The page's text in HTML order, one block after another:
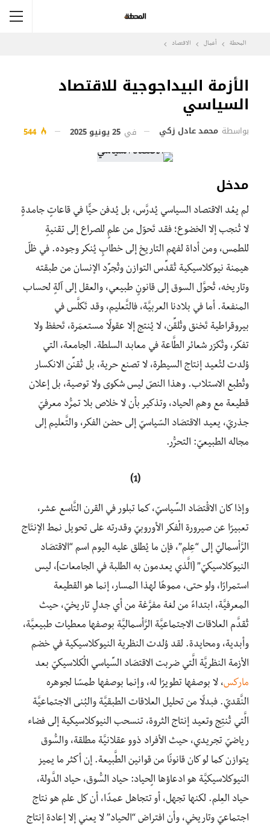
المحطة أعمال الاقتصاد
الأزمة البيداجوجية للاقتصاد
السياسي
بواسطة محمد عادل زكي في 25 يونيو 2025 544
مدخل
لم يعُد الاقتصاد السياسي يُدرَّس، بل يُدفن حيًّا في قاعاتٍ جامدةٍ
لا تُنجب إلا الخضوع؛ فقد تَحوّل من علمٍ للصراع إلى تقنيةٍ
للطمس، ومن أداة لفهم التاريخ إلى خطابٍ يُنكر وجوده. في ظلّ
هيمنة نيوكلاسيكية تُقدِّس التوازن وتُجرِّد الإنسان من طبقته
وتاريخه، تُحوَّل السوق إلى قانونٍ طبيعي، والعقل إلى آلةٍ لحساب
المنفعة. أما في بلادنا العربيَّة، فالتَّعليم، وقد تَكلَّس في
بيروقراطية تَخنق وتُلقِّن، لا يُنتج إلا عقولًا مستعمَرة، تَحفظ ولا
تفكر، وتُكرّر شعائر الطَّاعة في معابد السلطة. الجامعة، التي
وُلدت لتُعيد إنتاج السيطرة، لا تصنع حرية، بل تُقنِّن الانكسار
وتُطبع الاستلاب. وهذا النصّ ليس شكوى ولا توصية، بل إعلان
قطيعة مع وهم الحياد، وتذكير بأن لا خلاص بلا تمرُّد معرفيّ
جذريّ، يعيد الاقتصَاد السّياسيّ إلى حضن الفكر، والتَّعليم إلى
مجاله الطبيعيّ: التحرُّر.
(1)
وإذا كان الاقْتصَاد السِّياسيّ، كما تبلور في القرن التَّاسع عشر،
تعبيرًا عن صيرورة الْفكر الأوروبيّ وقدرته على تحويل نمط الإنتَاج
الرَّأسماليّ إلى “عِلم”، فإن ما يُطلق عليه اليوم اسم “الاقتصَاد
النيوكلاسيكيّ” [الَّذي يعدمون به الطلبة في الجامعات]، ليس
استمرارًا، ولو حتى، مموهًا لهذا المسار، إنما هو القطيعة
المعرفيَّة، ابتداءً من لغة مفرَّغة من أي جدلٍ تاريخيّ، حيث
تُقدَّم العلاقات الاجتماعيَّة الرَّأسماليَّة بوصفها معطيات طبيعيَّة،
وأبدية، ومحايدة. لقد وُلدت النظرية النيوكلاسيكية في خضم
الأزمة النظريَّة الَّتي ضربت الاقتصَاد السِّياسي الْكلاسيكيّ بعد
ماركس، لا بوصفها تطويرًا له، وإنما بوصفها طمسًا لجوهره
النَّقديّ. فبدلًا من تحليل العلاقات الطبقيَّة والبُنى الاجتماعيَّة
الَّتي تُنتِج وتعيد إنتاج الثروة، تنسحب النيوكلاسيكية إلى فضاء
رياضيّ تجريدي، حيث الأفراد ذوو عقلانيَّة مطلقة، والسُّوق
يتوازن كما لو كان قانونًا من قوانين الطَّبيعة. إن أكثر ما يميز
النيوكلاسيكيَّة هو ادعاؤها الٍحياد: حياد السُّوق، حياد الدَّولة،
حياد العِلم. لكنها تجهل، أو تتجاهل عمدًا، أن كل علم هو نتاج
اجتماعيّ وتاريخي، وأن افتراض “الحياد” لا يعني إلا إعادة إنتاج